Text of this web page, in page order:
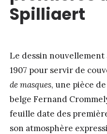
Spilliaert
Le dessin nouvellement
1907 pour servir de
de masques, une pièce
belge Fernand
feuille date des
son atmosphère